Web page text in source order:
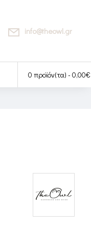
info@theowl.gr
0 προϊόν(τα) - 0,00€